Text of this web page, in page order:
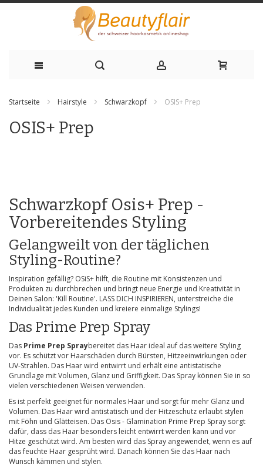
springen
Startseite Hairstyle Schwarzkopf OSIS+ Prep
OSIS+ Prep
Schwarzkopf Osis+ Prep -
Vorbereitendes Styling
Gelangweilt von der täglichen
Styling-Routine?
Inspiration gefällig? OSiS+ hilft, die Routine mit Konsistenzen und
Produkten zu durchbrechen und bringt neue Energie und Kreativität in
Deinen Salon: 'Kill Routine'. LASS DICH INSPIRIEREN, unterstreiche die
Individualität jedes Kunden und kreiere einmalige Stylings!
Das Prime Prep Spray
Das Prime Prep Spraybereitet das Haar ideal auf das weitere Styling
vor. Es schützt vor Haarschäden durch Bürsten, Hitzeeinwirkungen oder
UV-Strahlen. Das Haar wird entwirrt und erhält eine antistatische
Grundlage mit Volumen, Glanz und Griffigkeit. Das Spray können Sie in so
vielen verschiedenen Weisen verwenden.
Es ist perfekt geeignet für normales Haar und sorgt für mehr Glanz und
Volumen. Das Haar wird antistatisch und der Hitzeschutz erlaubt stylen
mit Föhn und Glätteisen. Das Osis - Glamination Prime Prep Spray sorgt
dafür, dass das Haar besonders leicht entwirrt werden kann und vor
Hitze geschützt wird. Am besten wird das Spray angewendet, wenn es auf
das feuchte Haar gesprüht wird. Danach können Sie das Haar nach
Wunsch kämmen und stylen.